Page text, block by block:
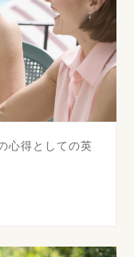
心得としての英